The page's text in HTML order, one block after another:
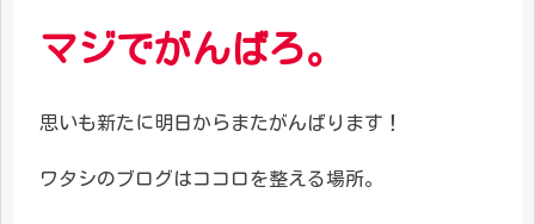
マジでがんばろ。
思いも新たに明日からまたがんばります！
ワタシのブログはココロを整える場所。